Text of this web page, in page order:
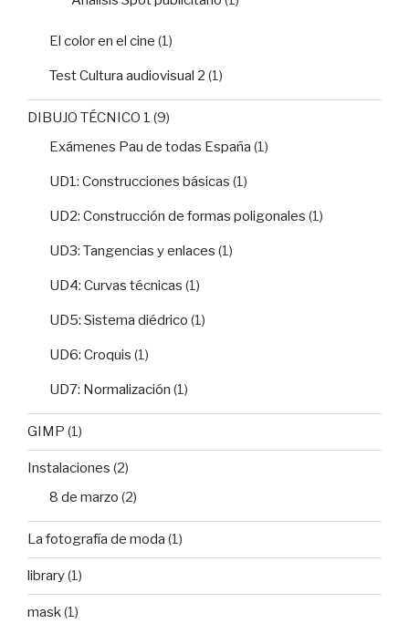
El color en el cine (1)
Test Cultura audiovisual 2 (1)
DIBUJO TÉCNICO 1 (9)
Exámenes Pau de todas España (1)
UD1: Construcciones básicas (1)
UD2: Construcción de formas poligonales (1)
UD3: Tangencias y enlaces (1)
UD4: Curvas técnicas (1)
UD5: Sistema diédrico (1)
UD6: Croquis (1)
UD7: Normalización (1)
GIMP (1)
Instalaciones (2)
8 de marzo (2)
La fotografía de moda (1)
library(1)
mask(1)